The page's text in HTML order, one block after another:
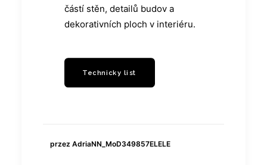
částí stěn, detailů budov a
dekorativních ploch v interiéru.
Technicky list
przez AdriaNN_MoD349857ELELE